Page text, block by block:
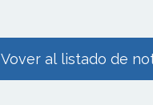
Vover al listado de